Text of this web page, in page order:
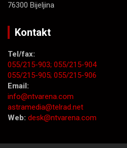
76300 Bijeljina
Kontakt
Tel/fax:
055/215-903; 055/215-904
055/215-905; 055/215-906
Email:
info@ntvarena.com
astramedia@telrad.net
Web: desk@ntvarena.com